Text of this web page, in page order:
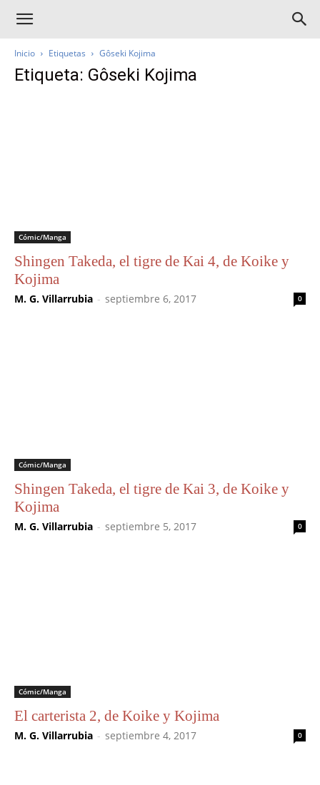
Inicio Etiquetas Gôseki Kojima
Etiqueta: Gôseki Kojima
Cómic/Manga
Shingen Takeda, el tigre de Kai 4, de Koike y
Kojima
M. G. Villarrubia - septiembre 6, 2017 0
Cómic/Manga
Shingen Takeda, el tigre de Kai 3, de Koike y
Kojima
M. G. Villarrubia - septiembre 5, 2017 0
Cómic/Manga
El carterista 2, de Koike y Kojima
M. G. Villarrubia - septiembre 4, 2017 0